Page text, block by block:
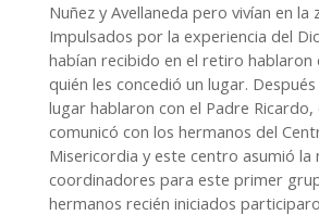
Nuñez y Avellaneda pero vivían en la
Impulsados por la experiencia del
habían recibido en el retiro hablaron
quién les concedió un lugar.
lugar hablaron con el Padre Ricardo,
comunicó con los hermanos del
Misericordia y este centro asumió la
coordinadores para este primer
hermanos recién iniciados